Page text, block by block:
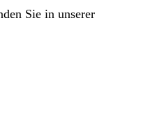
Sie in unserer